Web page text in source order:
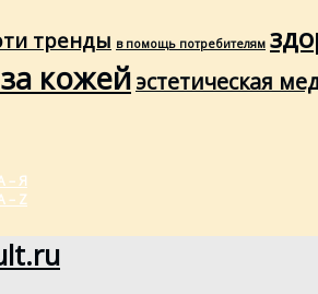
тренды в помощь потребителям
кожейэстетическая
– Я
– Z